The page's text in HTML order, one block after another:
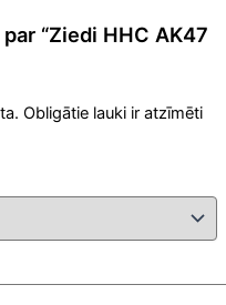
“Ziedi HHC AK47
Obligātie lauki ir atzīmēti